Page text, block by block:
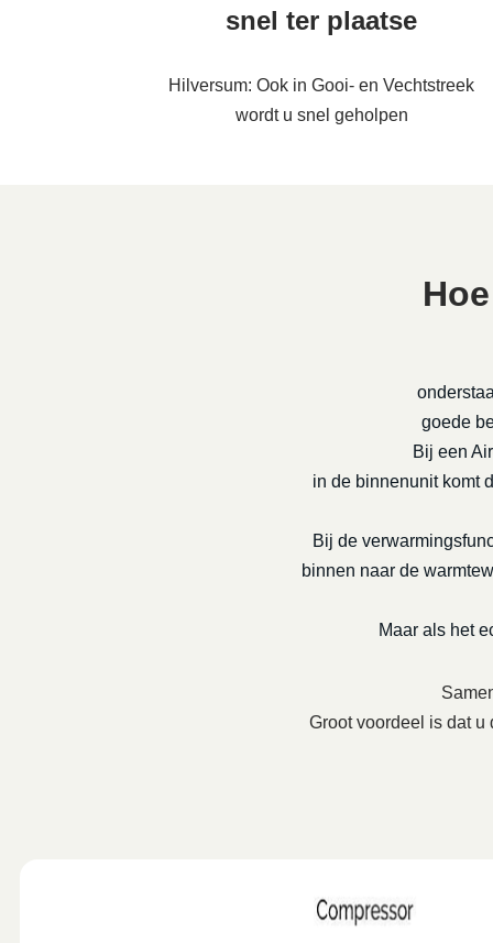
snel ter plaatse
Hilversum: Ook in Gooi- en Vechtstreek
wordt u snel geholpen
goede
Bij een
in de binnenunit komt
Bij de
binnen naar de
Maar als het
Groot voordeel is dat